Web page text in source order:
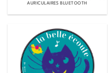
AURICULAIRES BLUETOOTH